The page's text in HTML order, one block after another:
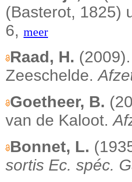
(Basterot, 1825)
6, meer
Raad, H.
Zeeschelde.
Goetheer, B.
van de Kaloot.
Bonnet, L.
sortis Ec. spéc.